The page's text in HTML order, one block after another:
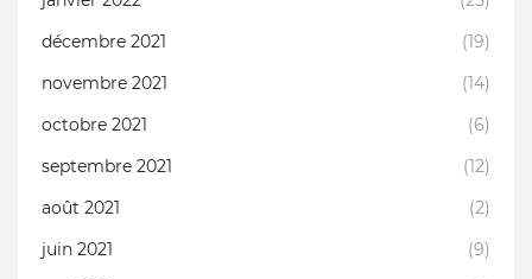
décembre 2021
(19)
novembre 2021
(14)
octobre 2021
(6)
septembre 2021
(12)
août 2021
(2)
juin 2021
(9)